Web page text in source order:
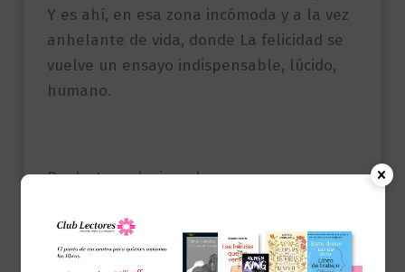
Y es ahí, en esa zona incómoda y a la vez
anhelante de vida, donde La felicidad se
vuelve un ensayo indispensable, lúcido,
humano.
Productos relacionados